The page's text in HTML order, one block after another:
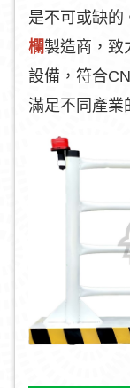
是不可或缺的
欄製造商，致
設備，符合
滿足不同產業